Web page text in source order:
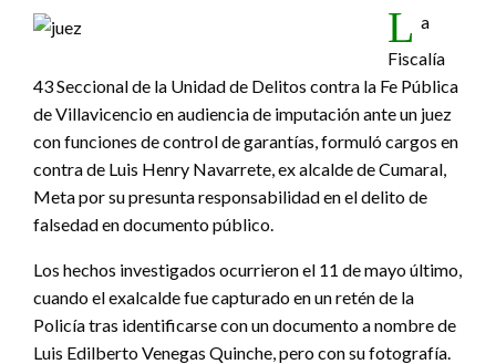
L a
Fiscalía
43 Seccional de la Unidad de Delitos contra la Fe Pública
de Villavicencio en audiencia de imputación ante un juez
con funciones de control de garantías, formuló cargos en
contra de Luis Henry Navarrete, ex alcalde de Cumaral,
Meta por su presunta responsabilidad en el delito de
falsedad en documento público.
Los hechos investigados ocurrieron el 11 de mayo último,
cuando el exalcalde fue capturado en un retén de la
Policía tras identificarse con un documento a nombre de
Luis Edilberto Venegas Quinche, pero con su fotografía.